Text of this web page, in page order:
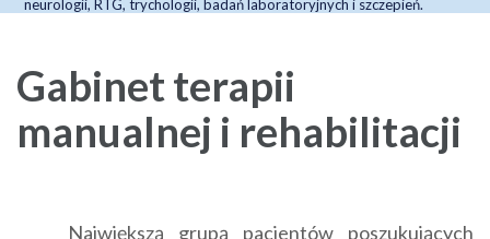
neurologii, RTG, trychologii, badań laboratoryjnych i szczepień.
Gabinet terapii
manualnej i rehabilitacji
Największą grupą pacjentów poszukujących